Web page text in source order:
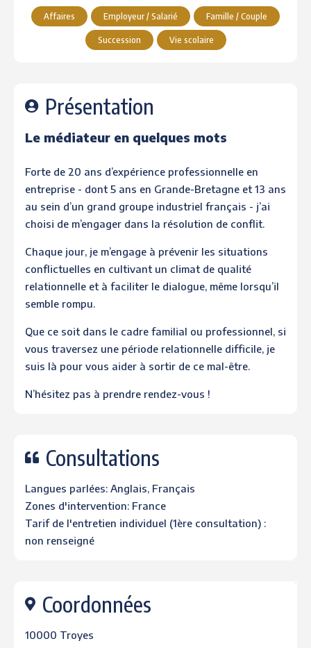
Affaires Employeur / Salarié Famille / Couple
Succession Vie scolaire
Présentation
Le médiateur en quelques mots
Forte de 20 ans d’expérience professionnelle en
entreprise - dont 5 ans en Grande-Bretagne et 13 ans
au sein d’un grand groupe industriel français - j’ai
choisi de m’engager dans la résolution de conflit.
Chaque jour, je m’engage à prévenir les situations
conflictuelles en cultivant un climat de qualité
relationnelle et à faciliter le dialogue, même lorsqu’il
semble rompu.
Que ce soit dans le cadre familial ou professionnel, si
vous traversez une période relationnelle difficile, je
suis là pour vous aider à sortir de ce mal-être.
N’hésitez pas à prendre rendez-vous !
Consultations
Langues parlées: Anglais, Français
Zones d'intervention: France
Tarif de l'entretien individuel (1ère consultation) :
non renseigné
Coordonnées
10000 Troyes